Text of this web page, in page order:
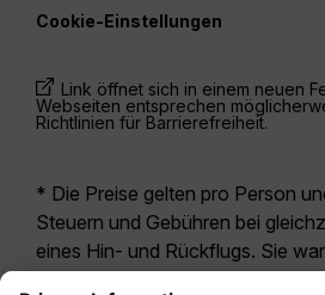
Cookie-Einstellungen
Link öffnet sich in einem neuen
Webseiten entsprechen
Richtlinien für Barrierefreiheit.
* Die Preise gelten pro Person
Steuern und Gebühren bei
eines Hin- und Rückflugs. Sie